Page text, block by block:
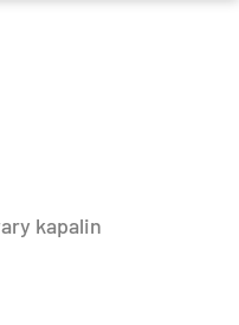
kapalin